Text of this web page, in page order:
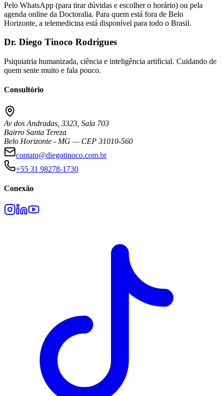
Pelo WhatsApp (para tirar dúvidas e escolher o horário) ou pela
agenda online da Doctoralia. Para quem está fora de Belo
Horizonte, a telemedicina está disponível para todo o Brasil.
Dr. Diego Tinoco Rodrigues
Psiquiatria humanizada, ciência e inteligência artificial. Cuidando de
quem sente muito e fala pouco.
Consultório
Av dos Andradas, 3323, Sala 703
Bairro Santa Tereza
Belo Horizonte - MG — CEP 31010-560
contato@diegotinoco.com.br
+55 31 98278-1730
Conexão